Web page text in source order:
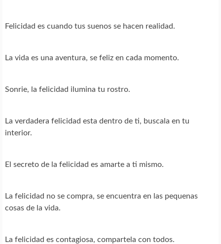
Felicidad es cuando tus suenos se hacen realidad.
La vida es una aventura, se feliz en cada momento.
Sonrie, la felicidad ilumina tu rostro.
La verdadera felicidad esta dentro de ti, buscala en tu
interior.
El secreto de la felicidad es amarte a ti mismo.
La felicidad no se compra, se encuentra en las pequenas
cosas de la vida.
La felicidad es contagiosa, compartela con todos.